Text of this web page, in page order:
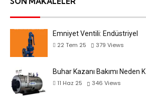
Emniyet Ventili: Endüstriyel
22 Tem 25
379 Views
Buhar Kazanı Bakımı Neden K
11 Haz 25
346 Views